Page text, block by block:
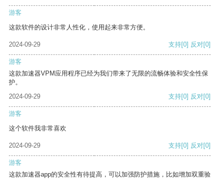
游客
这款软件的设计非常人性化，使用起来非常方便。
2024-09-29 支持[0] 反对[0]
游客
这款加速器VPM应用程序已经为我们带来了无限的流畅体验和安全性保
护。
2024-09-29
支持[0] 反对[0]
游客
这个软件我非常喜欢
2024-09-29 支持[0] 反对[0]
游客
这款加速器app的安全性有待提高，可以加强防护措施，比如增加双重验